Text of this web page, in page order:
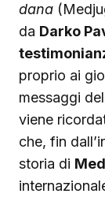
dana
da Darko
proprio ai
messaggi
viene
che, fin
storia di